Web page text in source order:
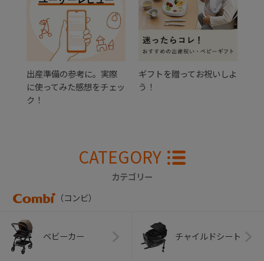
出産準備の参考に。実際
に使ってみた感想をチェッ
ク！
ギフトを贈ってお祝いしよ
う！
CATEGORY
カテゴリー
（コンビ）
ベビーカー チャイルドシート